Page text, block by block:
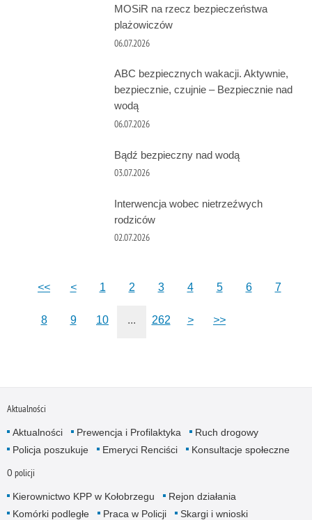
MOSiR na rzecz bezpieczeństwa
plażowiczów
06.07.2026
ABC bezpiecznych wakacji. Aktywnie,
bezpiecznie, czujnie – Bezpiecznie nad
wodą
06.07.2026
Bądź bezpieczny nad wodą
03.07.2026
Interwencja wobec nietrzeźwych
rodziców
02.07.2026
<< < 1 2 3 4 5 6 7
8 9 10 ... 262 > >>
Aktualności
Aktualności Prewencja i Profilaktyka
Ruch drogowy
Policja poszukuje
Emeryci Renciści Konsultacje społeczne
O policji
Kierownictwo KPP w Kołobrzegu
Rejon działania
Komórki podległe
Praca w Policji
Skargi i wnioski